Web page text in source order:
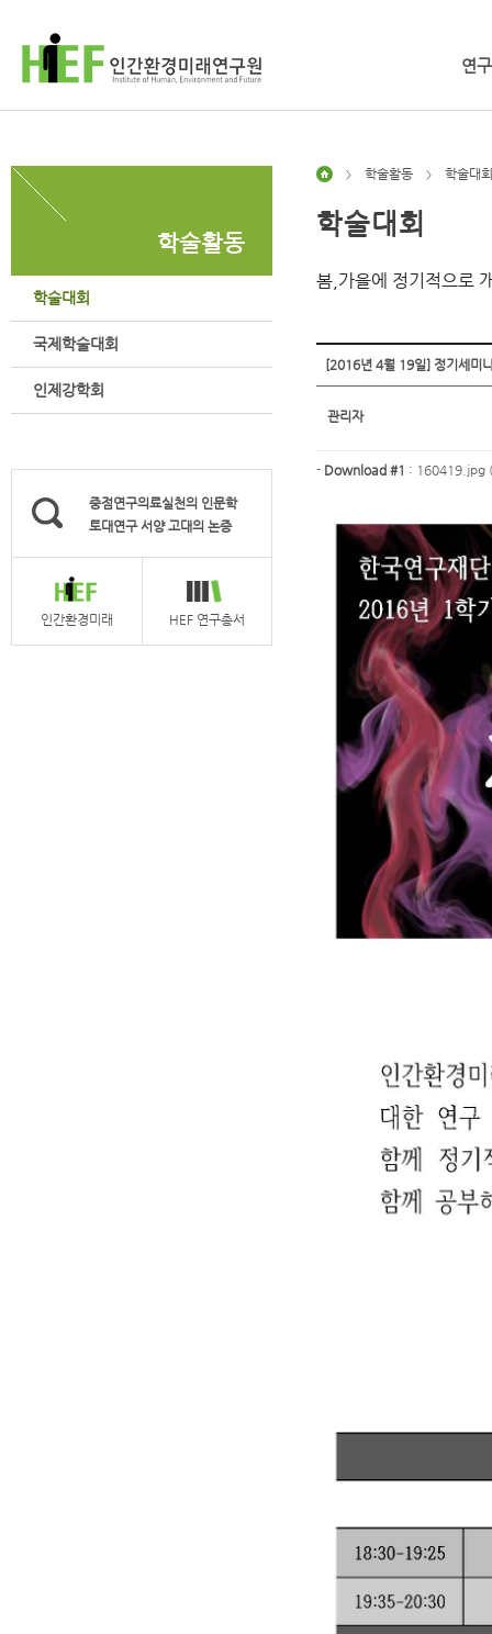
연
학술활동
학술대회
국제학술대회
인제강학회
중점연구의료실천의 인문학
토대연구 서양 고대의 논증
인간환경미래 HEF 연구총서
> 학술활동 > 학술대회
학술대회
봄,가을에 정기적으로
[2016년 4월 19일] 정기세미
관리자
- Download #1 : 160419.jpg